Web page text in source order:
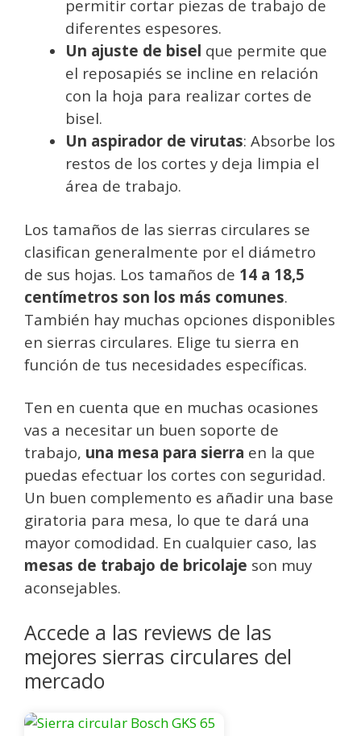
permitir cortar piezas de trabajo de
diferentes espesores.
Un ajuste de bisel que permite que
el reposapiés se incline en relación
con la hoja para realizar cortes de
bisel.
Un aspirador de virutas: Absorbe los
restos de los cortes y deja limpia el
área de trabajo.
Los tamaños de las sierras circulares se
clasifican generalmente por el diámetro
de sus hojas. Los tamaños de 14 a 18,5
centímetros son los más comunes.
También hay muchas opciones disponibles
en sierras circulares. Elige tu sierra en
función de tus necesidades específicas.
Ten en cuenta que en muchas ocasiones
vas a necesitar un buen soporte de
trabajo, una mesa para sierra en la que
puedas efectuar los cortes con seguridad.
Un buen complemento es añadir una base
giratoria para mesa, lo que te dará una
mayor comodidad. En cualquier caso, las
mesas de trabajo de bricolaje son muy
aconsejables.
Accede a las reviews de las
mejores sierras circulares del
mercado